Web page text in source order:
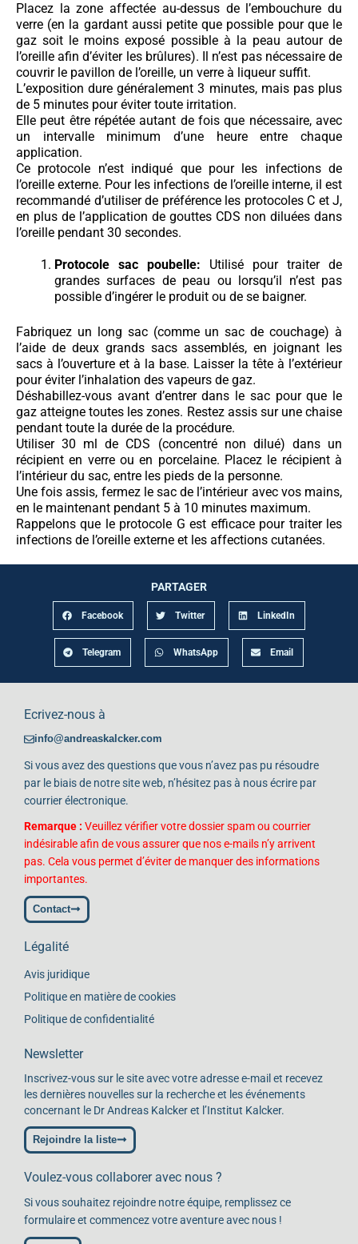
Placez la zone affectée au-dessus de l’embouchure du
verre (en la gardant aussi petite que possible pour que le
gaz soit le moins exposé possible à la peau autour de
l’oreille afin d’éviter les brûlures). Il n’est pas nécessaire de
couvrir le pavillon de l’oreille, un verre à liqueur suffit.
L’exposition dure généralement 3 minutes, mais pas plus
de 5 minutes pour éviter toute irritation.
Elle peut être répétée autant de fois que nécessaire, avec
un intervalle minimum d’une heure entre chaque
application.
Ce protocole n’est indiqué que pour les infections de
l’oreille externe. Pour les infections de l’oreille interne, il est
recommandé d’utiliser de préférence les protocoles C et J,
en plus de l’application de gouttes CDS non diluées dans
l’oreille pendant 30 secondes.
Protocole sac poubelle: Utilisé pour traiter de
grandes surfaces de peau ou lorsqu’il n’est pas
possible d’ingérer le produit ou de se baigner.
Fabriquez un long sac (comme un sac de couchage) à
l’aide de deux grands sacs assemblés, en joignant les
sacs à l’ouverture et à la base. Laisser la tête à l’extérieur
pour éviter l’inhalation des vapeurs de gaz.
Déshabillez-vous avant d’entrer dans le sac pour que le
gaz atteigne toutes les zones. Restez assis sur une chaise
pendant toute la durée de la procédure.
Utiliser 30 ml de CDS (concentré non dilué) dans un
récipient en verre ou en porcelaine. Placez le récipient à
l’intérieur du sac, entre les pieds de la personne.
Une fois assis, fermez le sac de l’intérieur avec vos mains,
en le maintenant pendant 5 à 10 minutes maximum.
Rappelons que le protocole G est efficace pour traiter les
infections de l’oreille externe et les affections cutanées.
PARTAGER
Facebook Twitter LinkedIn
Telegram WhatsApp Email
Ecrivez-nous à
info@andreaskalcker.com
Si vous avez des questions que vous n’avez pas pu résoudre
par le biais de notre site web, n’hésitez pas à nous écrire par
courrier électronique.
Remarque : Veuillez vérifier votre dossier spam ou courrier
indésirable afin de vous assurer que nos e-mails n’y arrivent
pas. Cela vous permet d’éviter de manquer des informations
importantes.
Contact
Légalité
Avis juridique
Politique en matière de cookies
Politique de confidentialité
Newsletter
Inscrivez-vous sur le site avec votre adresse e-mail et recevez
les dernières nouvelles sur la recherche et les événements
concernant le Dr Andreas Kalcker et l’Institut Kalcker.
Rejoindre la liste
Voulez-vous collaborer avec nous ?
Si vous souhaitez rejoindre notre équipe, remplissez ce
formulaire et commencez votre aventure avec nous !